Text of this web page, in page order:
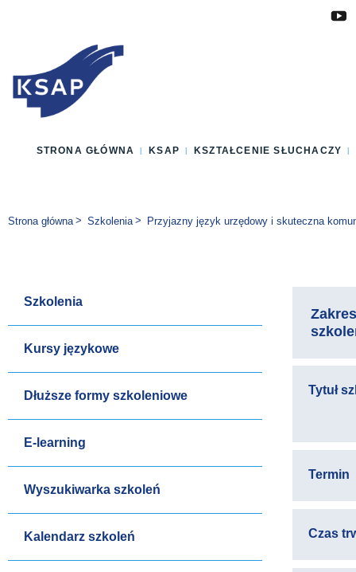
STRONA GŁÓWNA KSAP KSZTAŁCENIE SŁUCHACZY
Jesteś tutaj:
Strona główna Szkolenia Przyjazny język urzędowy i skuteczna
Szkolenia
Kursy językowe
Dłuższe formy szkoleniowe
E-learning
Wyszukiwarka szkoleń
Kalendarz szkoleń
Zakres
Tytuł
Termin
Czas